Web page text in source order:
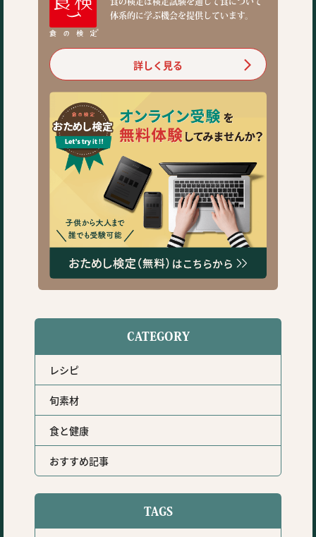
体系的に学ぶ機会を提供しています。
詳しく見る
CATEGORY
レシピ
旬素材
食と健康
おすすめ記事
TAGS